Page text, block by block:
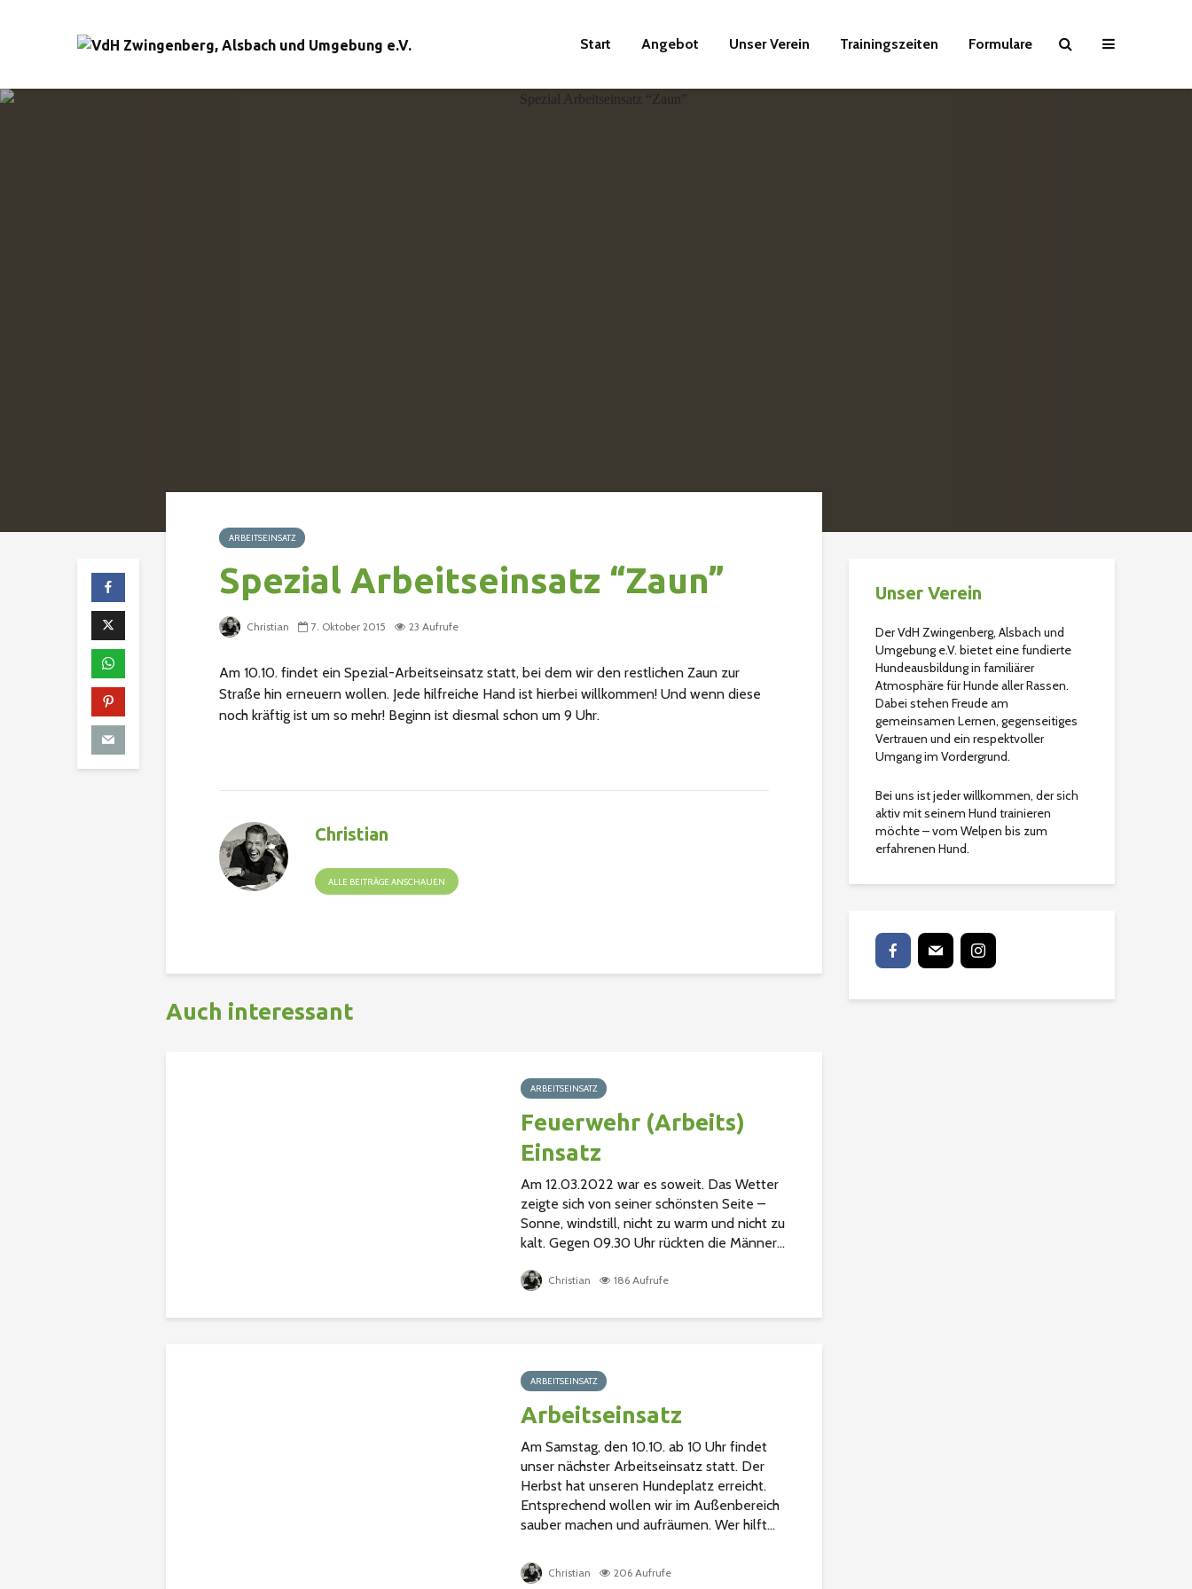
Start Angebot Unser Verein Trainingszeiten Formulare
ARBEITSEINSATZ
Spezial Arbeitseinsatz “Zaun”
Christian 7. Oktober 2015 23 Aufrufe
Am 10.10. findet ein Spezial-Arbeitseinsatz statt, bei dem wir den restlichen Zaun zur
Straße hin erneuern wollen. Jede hilfreiche Hand ist hierbei willkommen! Und wenn diese
noch kräftig ist um so mehr! Beginn ist diesmal schon um 9 Uhr.
Christian
ALLE BEITRÄGE ANSCHAUEN
Auch interessant
ARBEITSEINSATZ
Feuerwehr (Arbeits)
Einsatz
Am 12.03.2022 war es soweit. Das Wetter
zeigte sich von seiner schönsten Seite –
Sonne, windstill, nicht zu warm und nicht zu
kalt. Gegen 09.30 Uhr rückten die Männer...
Christian 186 Aufrufe
ARBEITSEINSATZ
Arbeitseinsatz
Am Samstag, den 10.10. ab 10 Uhr findet
unser nächster Arbeitseinsatz statt. Der
Herbst hat unseren Hundeplatz erreicht.
Entsprechend wollen wir im Außenbereich
sauber machen und aufräumen. Wer hilft...
Christian 206 Aufrufe
Unser Verein
Der VdH Zwingenberg, Alsbach und
Umgebung e.V. bietet eine fundierte
Hundeausbildung in familiärer
Atmosphäre für Hunde aller Rassen.
Dabei stehen Freude am
gemeinsamen Lernen, gegenseitiges
Vertrauen und ein respektvoller
Umgang im Vordergrund.
Bei uns ist jeder willkommen, der sich
aktiv mit seinem Hund trainieren
möchte – vom Welpen bis zum
erfahrenen Hund.